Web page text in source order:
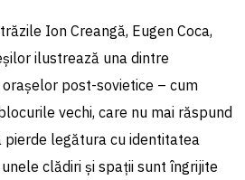
Ion Creangă, Eugen Coca,
ilustrează una dintre
post-sovietice – cum
vechi, care nu mai răspund
pierde legătura cu identitatea
clădiri și spații sunt îngrijite